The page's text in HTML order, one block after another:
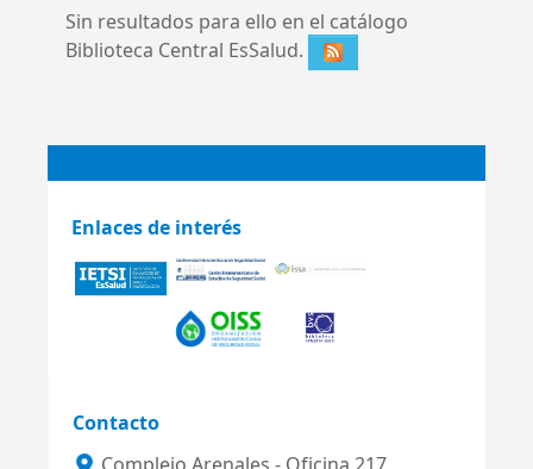
Sin resultados para ello en el catálogo
Biblioteca Central EsSalud.
Enlaces de interés
Contacto